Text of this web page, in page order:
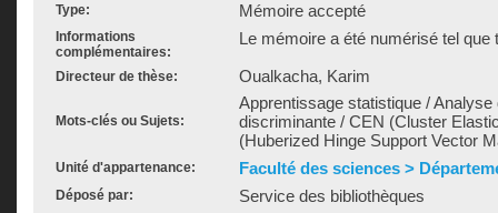
Type: Mémoire accepté
Informations
complémentaires:
Le mémoire a été numérisé tel que
Directeur de thèse: Oualkacha, Karim
Mots-clés ou Sujets:
Apprentissage statistique /
discriminante / CEN (Cluster
(Huberized Hinge Support Vector
Unité d'appartenance: Faculté des sciences >
Déposé par: Service des bibliothèques